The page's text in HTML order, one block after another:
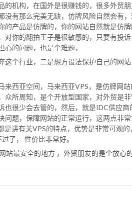
的机构，在国外是很赚钱的，很多外贸
没有那么完美无缺，仿牌风险自然会有
的产品是仿牌的，你的网站自然就是仿
对你的翻拍王子是很敏感的，只要有投
的问题，也是个难题，
这个行业，二是想方设法保护自己的网
来西亚空间，马来西亚VPS，是仿牌网
众所周知，是个开放型国家，对外贸是
也很少会去管的，然后，就是IDC供应商
问题，保障网站的正常运行，这两点非
是讲有关VPS的特点，优势是非常可观
了， 性价比非常好。
站最安全的地方 ，外贸朋友的是个放心